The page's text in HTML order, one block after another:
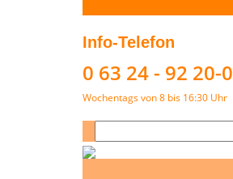
Info-Telefon
0 63 24 - 92 20-0
Wochentags von 8 bis 16:30 Uhr